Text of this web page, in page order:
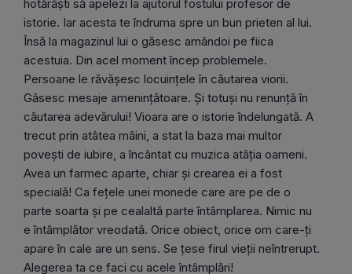
hotărăști să apelezi la ajutorul fostului profesor de
istorie. Iar acesta te îndruma spre un bun prieten al lui.
Însă la magazinul lui o găsesc amândoi pe fiica
acestuia. Din acel moment încep problemele.
Persoane le răvășesc locuințele în căutarea viorii.
Găsesc mesaje amenințătoare. Și totuși nu renunță în
căutarea adevărului! Vioara are o istorie îndelungată. A
trecut prin atâtea mâini, a stat la baza mai multor
povești de iubire, a încântat cu muzica atâția oameni.
Avea un farmec aparte, chiar și crearea ei a fost
specială! Ca fețele unei monede care are pe de o
parte soarta și pe cealaltă parte întâmplarea. Nimic nu
e întâmplător vreodată. Orice obiect, orice om care-ți
apare în cale are un sens. Se țese firul vieții neîntrerupt.
Alegerea ta ce faci cu acele întâmplări!